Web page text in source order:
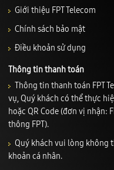
Giới thiệu FPT Telecom
Chính sách bảo mật
Điều khoản sử dụng
Thông tin thanh toán
Thông tin thanh toán FPT
vụ, Quý khách có thể thực
hoặc QR Code (đơn vị nhận:
thông FPT).
Quý khách vui lòng không
khoản cá nhân.